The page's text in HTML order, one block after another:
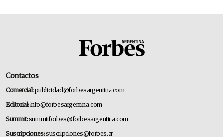
Contactos
Comercial:publicidad@forbesargentina.com
Editorial:info@forbesargentina.com
Summit:summitforbes@forbesargentina.com
Suscripciones:suscripciones@forbes.ar